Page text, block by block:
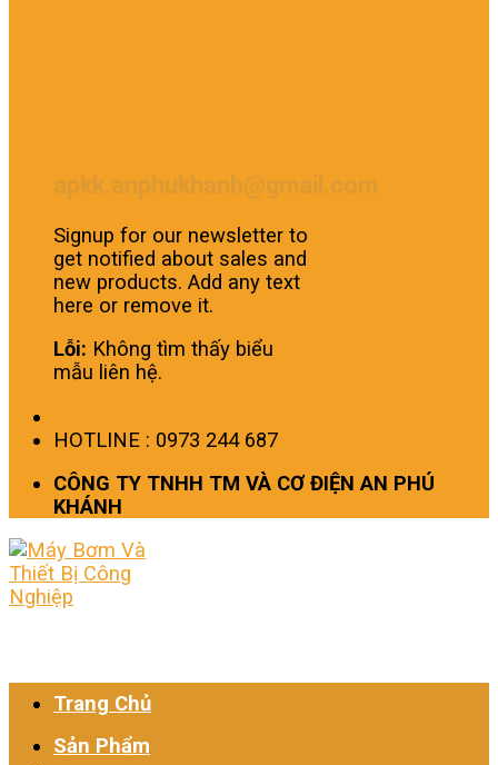
Signup for our newsletter to
get notified about sales and
new products. Add any text
here or remove it.
Lỗi: Không tìm thấy biểu
mẫu liên hệ.
HOTLINE : 0973 244 687
CÔNG TY TNHH TM VÀ CƠ ĐIỆN AN PHÚ
KHÁNH
Trang Chủ
Sản Phẩm